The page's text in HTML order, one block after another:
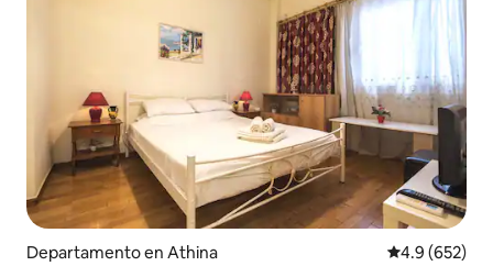
Departamento en Athina Calificación
4.9 (652)